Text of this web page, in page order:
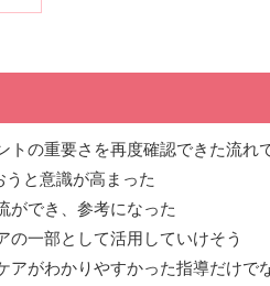
トの重要さを再度確認できた流れ
と意識が高まった
ができ、参考になった
の一部として活用していけそう
アがわかりやすかった指導だけで